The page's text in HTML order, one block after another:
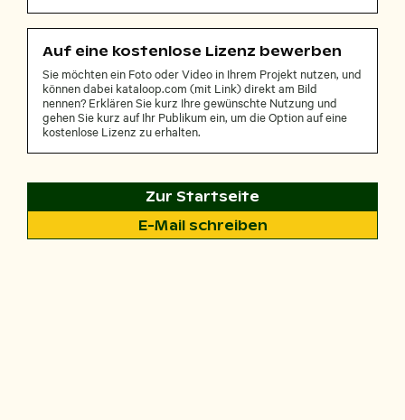
Auf eine kostenlose Lizenz bewerben
Sie möchten ein Foto oder Video in Ihrem Projekt nutzen, und
können dabei kataloop.com (mit Link) direkt am Bild
nennen? Erklären Sie kurz Ihre gewünschte Nutzung und
gehen Sie kurz auf Ihr Publikum ein, um die Option auf eine
kostenlose Lizenz zu erhalten.
Zur Startseite
E-Mail schreiben